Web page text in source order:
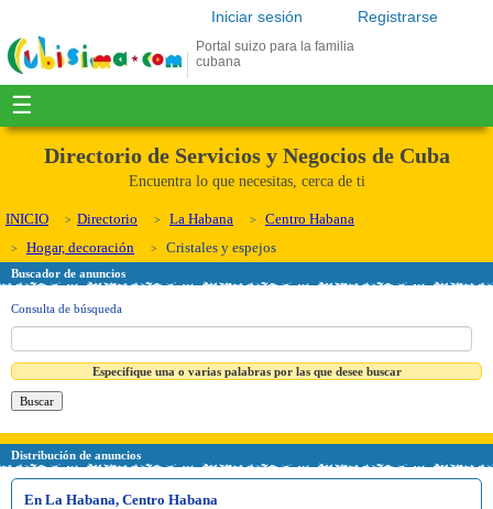
Registrarse
Iniciar sesión
Portal suizo para la familia
cubana
☰
Directorio de Servicios y Negocios de Cuba
Encuentra lo que necesitas, cerca de ti
INICIO Directorio La Habana
Centro Habana
Hogar, decoración
Cristales y espejos
Buscador de anuncios
Consulta de búsqueda
Especifique una o varias palabras por las que desee buscar
Distribución de anuncios
En La Habana, Centro Habana